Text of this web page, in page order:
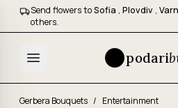
Send flowers toSofia , Plovdiv ,
others.
podari
Gerbera Bouquets / Entertainment